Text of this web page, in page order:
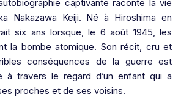
captivante raconte la vie
Nakazawa Keiji. Né à Hiroshima en
six ans lorsque, le 6 août 1945, les
la bombe atomique. Son récit, cru et
conséquences de la guerre est
à travers le regard d’un enfant qui a
proches et de ses voisins.